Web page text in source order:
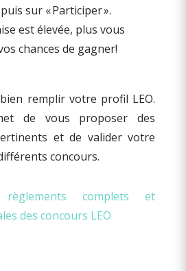
sur « Participer ».
est élevée, plus vous
chances de gagner!
remplir votre profil LEO.
de vous proposer des
et de valider votre
concours.
complets et
des concours LEO